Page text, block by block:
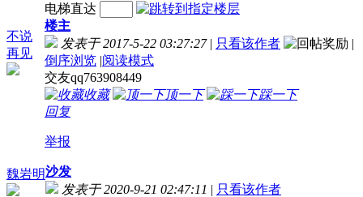
不说
再见
电梯直达
楼主
发表于 2017-5-22 03:27:27 | 只看该作者
|
倒序浏览 |阅读模式
交友qq763908449
收藏
顶一下
踩一下
回复
举报
魏岩明沙发
发表于 2020-9-21 02:47:11 | 只看该作者